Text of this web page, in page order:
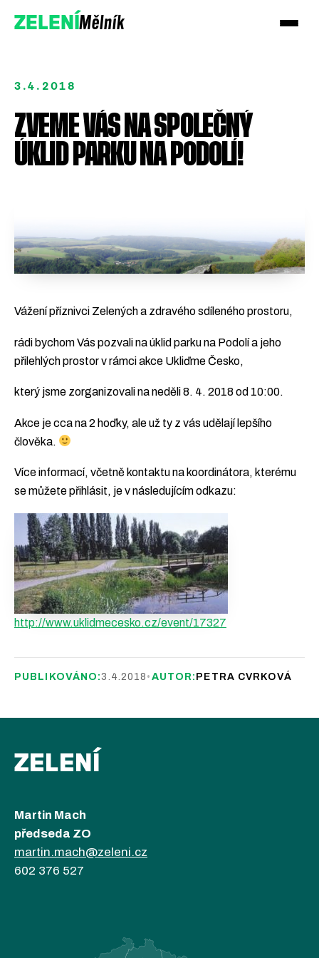
ZELENÍMělník
Podpořte nás
3.4.2018
ZVEME VÁS NA SPOLEČNÝ
ÚKLID PARKU NA PODOLÍ!
Vážení příznivci Zelených a zdravého sdíleného prostoru,
rádi bychom Vás pozvali na úklid parku na Podolí a jeho
přilehlých prostor v rámci akce Ukliďme Česko,
který jsme zorganizovali na neděli 8. 4. 2018 od 10:00.
Akce je cca na 2 hoďky, ale už ty z vás udělají lepšího
člověka.
Více informací, včetně kontaktu na koordinátora, kterému
se můžete přihlásit, je v následujícím odkazu:
http://www.uklidmecesko.cz/event/17327
PUBLIKOVÁNO:3.4.2018 • AUTOR: PETRA CVRKOVÁ
ZELENÍ
Martin Mach
předseda ZO
martin.mach@zeleni.cz
602 376 527